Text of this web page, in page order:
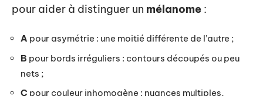
pour aider à distinguer un mélanome :
A pour asymétrie : une moitié différente de l’autre ;
B pour bords irréguliers : contours découpés ou peu
nets ;
C pour couleur inhomogène : nuances multiples,